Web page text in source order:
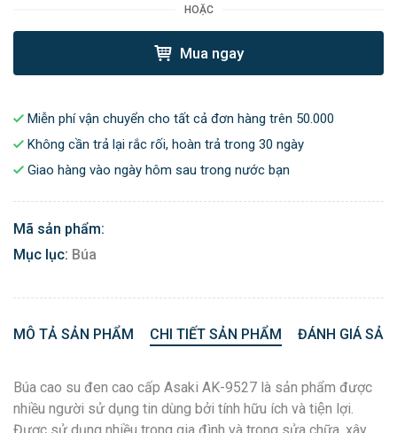
HOẶC
Mua ngay
Miễn phí vận chuyển cho tất cả đơn hàng trên 50.000
Không cần trả lại rắc rối, hoàn trả trong 30 ngày
Giao hàng vào ngày hôm sau trong nước bạn
Mã sản phẩm:
Mục lục: Búa
MÔ TẢ SẢN PHẨM CHI TIẾT SẢN PHẨM ĐÁNH GIÁ
Búa cao su đen cao cấp Asaki AK-9527 là sản phẩm được
nhiều người sử dụng tin dùng bởi tính hữu ích và tiện lợi.